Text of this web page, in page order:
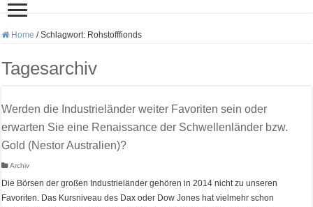
Home / Schlagwort: Rohstofffionds
Tagesarchiv
Werden die Industrieländer weiter Favoriten sein oder
erwarten Sie eine Renaissance der Schwellenländer bzw.
Gold (Nestor Australien)?
Archiv
Die Börsen der großen Industrieländer gehören in 2014 nicht zu unseren
Favoriten. Das Kursniveau des Dax oder Dow Jones hat vielmehr schon